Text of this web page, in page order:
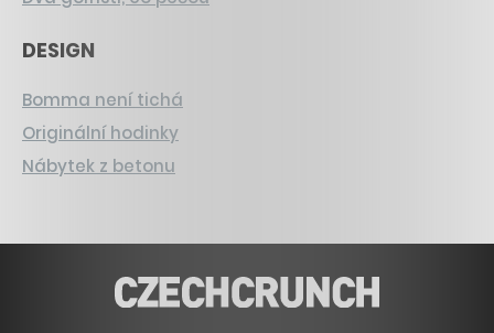
DESIGN
Bomma není tichá
Originální hodinky
Nábytek z betonu